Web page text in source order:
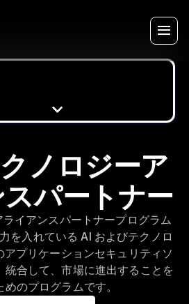
ノロジーア
パートナー
イアンスパートナープログラム
を入れている AI およびテクノロ
プリケーションセキュリティソ
統合して、市場に進出することを
のプログラムです。